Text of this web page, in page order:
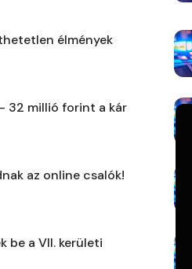
élmények
32 millió forint a kár
az online csalók!
a VII. kerületi